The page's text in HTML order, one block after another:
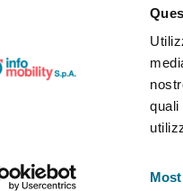
quali
INFOMOBILITY SPA a
Viale Mentana, 27 - 43121
Reg. Imp. PR/C.F. e P.I.
Capitale Sociale
Società soggetta ad attività
di Parma